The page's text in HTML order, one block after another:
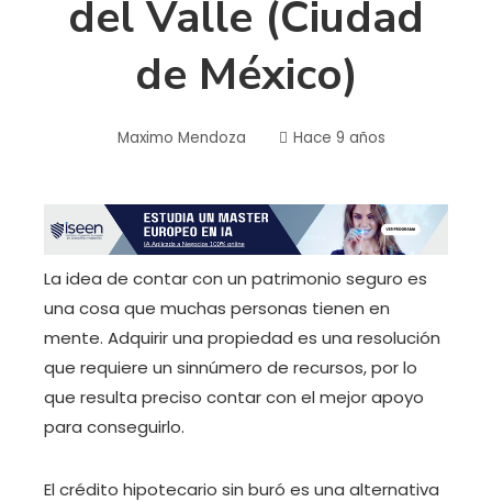
del Valle (Ciudad
de México)
Maximo Mendoza Hace 9 años
La idea de contar con un patrimonio seguro es
una cosa que muchas personas tienen en
mente. Adquirir una propiedad es una resolución
que requiere un sinnúmero de recursos, por lo
que resulta preciso contar con el mejor apoyo
para conseguirlo.
El crédito hipotecario sin buró es una alternativa